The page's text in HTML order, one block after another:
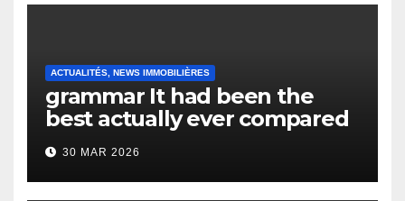
ACTUALITÉS, NEWS IMMOBILIÈRES
grammar It had been the
best actually ever compared
to it’s the top actually?
English Vocabulary Learners
Heap Change
30 MAR 2026